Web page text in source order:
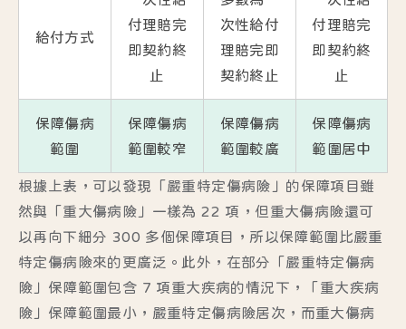
給付方式
付理賠完
即契約終
止
次性給付
理賠完即
契約終止
付理賠完
即契約終
止
保障傷病
範圍
保障傷病
範圍較窄
保障傷病
範圍較廣
保障傷病
範圍居中
根據上表，可以發現「嚴重特定傷病險」的保障項目雖
然與「重大傷病險」一樣為 22 項，但重大傷病險還可
以再向下細分 300 多個保障項目，所以保障範圍比嚴重
特定傷病險來的更廣泛。此外，在部分「嚴重特定傷病
險」保障範圍包含 7 項重大疾病的情況下，「重大疾病
險」保障範圍最小，嚴重特定傷病險居次，而重大傷病